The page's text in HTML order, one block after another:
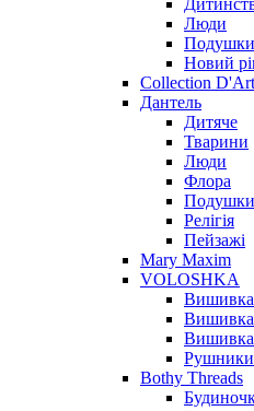
Люди
Новий
Collection D'Art
Дантель
Дитяче
Тварини
Люди
Флора
Подушки
Релігія
Пейзажі
Mary Maxim
VOLOSHKA
Вишивка
Вишивка
Вишивка
Рушники
Bothy Threads